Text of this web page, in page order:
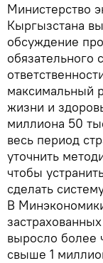
Министерство
Кыргызстана
обсуждение
обязательного
максимальный
жизни и
миллиона 50
весь период
уточнить
чтобы
сделать
В
выросло более
свыше 1